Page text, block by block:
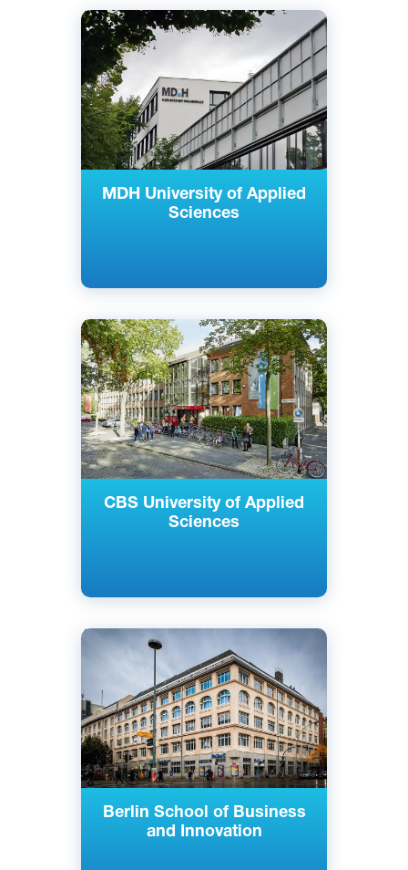
MDH University of Applied
Sciences
Английский
Немецкий
Берлин, Дюссельдорф, Мюнхен,
Германия
Частный
CBS University of Applied
Sciences
Английский
Немецкий
Кельн, Майнц, Берлин, Райне,
Гамбург, Росток, Нойс, Золинген,
Германия
Частный
Berlin School of Business
and Innovation
Английский
Берлин, Гамбург, Германия